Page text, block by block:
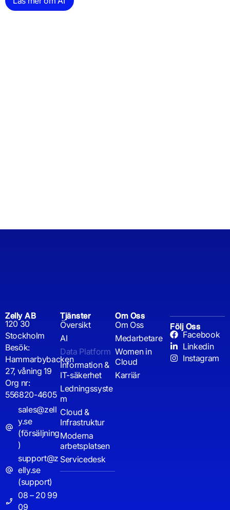
Zelly AB
120 30
Stockholm
Besök:
Hammarbybacken
27, våning 19
Org nr:
556820-4605
sales@zell
y.se
(försäljning
)
support@z
elly.se
(support)
08 – 20 99
09
Tjänster
Översikt
AI
Data Platform
Information &
IT-säkerhet
Ledningssyste
m
Cloud &
Infrastruktur
Moderna
arbetsplatsen
Servicedesk
Om Oss
Om Oss
Medarbetare
Women in
Cloud
Karriär
Följ Oss
Facebook
Linkedin
Instagram